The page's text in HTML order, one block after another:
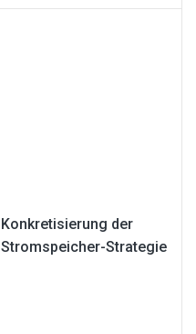
Konkretisierung der
Stromspeicher-Strategie